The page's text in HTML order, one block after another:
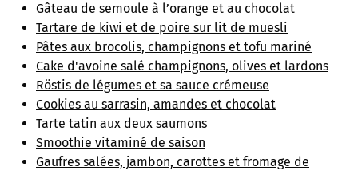
Gâteau de semoule à l’orange et au chocolat
Tartare de kiwi et de poire sur lit de muesli
Pâtes aux brocolis, champignons et tofu mariné
Cake d'avoine salé champignons, olives et lardons
Röstis de légumes et sa sauce crémeuse
Cookies au sarrasin, amandes et chocolat
Tarte tatin aux deux saumons
Smoothie vitaminé de saison
Gaufres salées, jambon, carottes et fromage de